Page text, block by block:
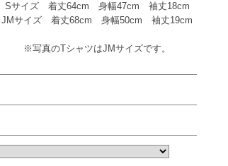
Sサイズ 着丈64cm 身幅47cm 袖丈18cm
JMサイズ 着丈68cm 身幅50cm 袖丈19cm
※写真のTシャツはJMサイズです。